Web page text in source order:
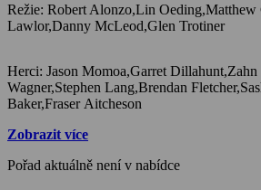
obie sprawy, że Braven nie cofnie się przed
własną rodzinę. Rozpoczyna się walka na
Režie: Robert Alonzo,Lin Oeding,Matthew
Lawlor,Danny McLeod,Glen Trotiner
Herci: Jason Momoa,Garret Dillahunt,Zahn McClarnon,Jill
Wagner,Stephen Lang,Brendan
Baker,Fraser Aitcheson
Zobrazit více
Pořad aktuálně není v nabídce